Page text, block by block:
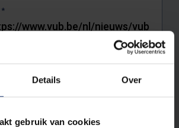
Details Over
gebruik van cookies
*
URL van de pagina waar je de fout zag.